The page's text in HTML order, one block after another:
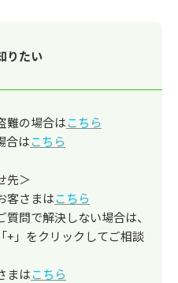
りたい
難の場合はこちら
合はこちら
先＞
客さまはこちら
問で解決しない場合は、
+」をクリックしてご相談
まはこちら